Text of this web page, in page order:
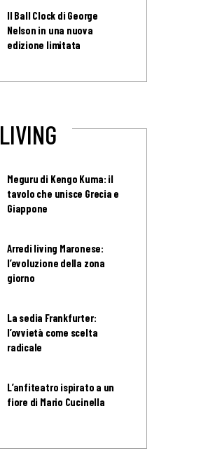
Il Ball Clock di George
Nelson in una nuova
edizione limitata
LIVING
Meguru di Kengo Kuma: il
tavolo che unisce Grecia e
Giappone
Arredi living Maronese:
l’evoluzione della zona
giorno
La sedia Frankfurter:
l’ovvietà come scelta
radicale
L’anfiteatro ispirato a un
fiore di Mario Cucinella